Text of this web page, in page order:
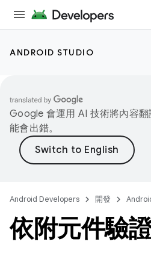
ANDROID STUDIO
Google 會運用 AI 技術將內容
能會出錯。
Android Developers 開發
依附元件驗